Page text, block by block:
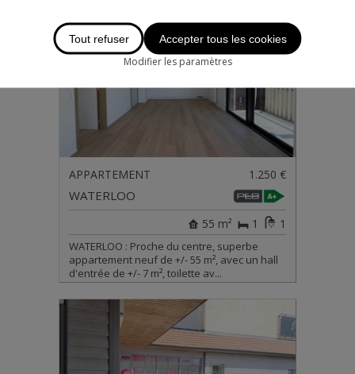
APPARTEMENT 1.250 €
WATERLOO
1
1
55 m²
WATERLOO : Proche du centre, superbe
appartement neuf de +/- 55 m², avec un hall
d'entrée de +/- 7 m², toilette av...
Tout refuser Accepter tous les cookies
Modifier les paramètres